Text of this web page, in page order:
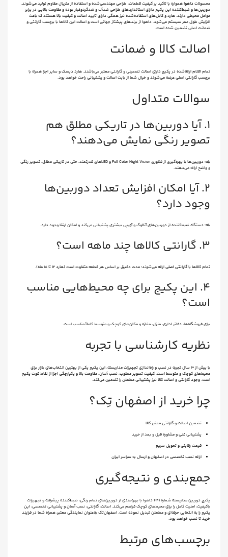
محصولات داهواهمواره با تاکید بر کیفیت قطعات، طراحی مهندسی‌شده و استفاده از متریال مقاوم تولید می‌شوند.
دوربین‌ها و ضبط‌کننده این پکیج دارای استانداردهای طراحی ضدآب و ضدگردوغبار بوده و مقاومت بالایی در برابر
عوامل محیطی دارند. هارد و کابل‌های استفاده‌شده نیز همگی دارای تایید اصالت و کیفیت بالا هستند که باعث
افزایش طول عمر سیستم می‌شود. داهوا از برندهای پیشتاز جهانی است و اصالت این کالاها با برچسب گارانتی و
ضمانت اصلی تضمین شده است.
اصالت کالا و ضمانت
تمام اقلام ارائه‌شده در پکیج دارای اصالت تضمینی و گارانتی معتبر می‌باشند. هارد دیسک و سایر اجزا همراه با
برچسب گارانتی اصلی عرضه می‌شوند و خیال شما از بابت اصالت و پشتیبانی راحت خواهد بود.
سوالات متداول
۱. آیا دوربین‌ها در تاریکی مطلق هم
تصویر رنگی نمایش می‌دهند؟
بله؛ دوربین‌ها با بهره‌گیری از فناوری Full Color Night Vision و LEDهای قدرتمند، حتی در تاریکی مطلق، تصویر رنگی
و واضح ارائه می‌دهند.
۲. آیا امکان افزایش تعداد دوربین‌ها
وجود دارد؟
بله؛ دستگاه ضبط‌کننده از دوربین‌های آنالوگ و آی‌پی بیشتری پشتیبانی می‌کند و امکان ارتقا وجود دارد.
۳. گارانتی کالاها چند ماهه است؟
تمام کالاها باگارانتی اصلیارائه می‌شوند؛ مدت دقیق بر اساس هر قطعه متفاوت است (هارد ۱۲ تا ۱۸ ماه).
۴. این پکیج برای چه محیط‌هایی مناسب
است؟
برای فروشگاه‌ها، دفاتر اداری، منزل، مغازه و مکان‌های کوچک و متوسط کاملاً مناسب است.
نظریه کارشناسی با تجربه
با بیش از ۱۰ سال تجربه در نصب و راه‌اندازی تجهیزات مداربسته، این پکیج یکی از بهترین انتخاب‌های بازار برای
محیط‌های کوچک و متوسط است. کیفیت تصویر مطلوب، نصب آسان، مقاومت بالا و یکپارچگی اجزا از نقاط قوت پکیج
است. وجود گارانتی و اصالت کالا نیز پشتیبانی مطمئن را تضمین می‌کند.
چرا خرید از اصفهان تِک؟
تضمین اصالت و گارانتی معتبر کالا
پشتیبانی فنی و مشاوره قبل و بعد از خرید
قیمت رقابتی و تحویل سریع
ارائه نصب تخصصی در اصفهان و ارسال به سراسر ایران
جمع‌بندی و نتیجه‌گیری
پکیج دوربین مداربسته شماره 441 داهوا با بهره‌مندی از دوربین‌های تمام رنگی، ضبط‌کننده پیشرفته و تجهیزات
باکیفیت، امنیت کامل را برای محیط‌های کوچک فراهم می‌کند. اصالت، گارانتی، نصب آسان و پشتیبانی تخصصی، این
پکیج را به انتخابی حرفه‌ای و مطمئن تبدیل نموده است. اصفهان‌تک به‌عنوان نمایندگی معتبر، همراه شما در فرایند
خرید تا نصب خواهد بود.
برچسب‌های مرتبط